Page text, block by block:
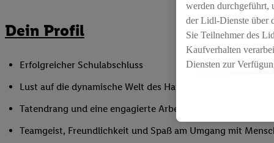
Dein Profil
Erfolgreicher Schulabschluss
Lust auf die dynamische Welt des Handels
Tatendrang und eine engagierte Arbeitsweise
Teamgeist, Freundlichkeit und Spaß am Umgang mit
werden durchgeführt,
der Lidl-Dienste über
Sie Teilnehmer des
Kaufverhalten
Diensten zur
Die Erstellung
angereicherten
Ihr Kaufverhalten in
sowie Ihre genauen